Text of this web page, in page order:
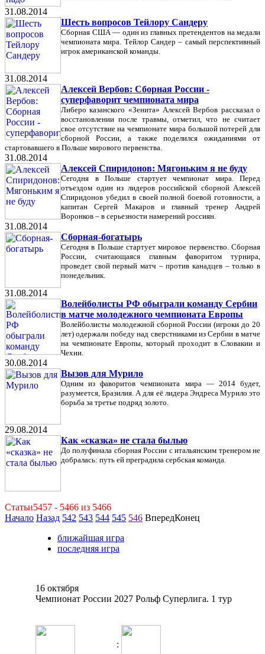
31.08.2014
Шесть вопросов Тейлору Сандеру
Сборная США — один из главных претендентов на медали
чемпионата мира. Тейлор Сандер – самый перспективный
игрок американской команды.
31.08.2014
Алексей Вербов: Сборная России -
суперфаворит чемпионата мира
Либеро казанского «Зенита» Алексей Вербов рассказал о
восстановлении после травмы, отметил, что не считает
свое отсутствие на чемпионате мира большой потерей для
сборной России, а также поделился ожиданиями от
стартовавшего в Польше мирового первенства.
31.08.2014
Алексей Спиридонов: Мягоньким я не буду
Сегодня в Польше стартует чемпионат мира. Перед
отъездом один из лидеров российской сборной Алексей
Спиридонов убедил в своей полной боевой готовности, а
капитан Сергей Макаров и главный тренер Андрей
Воронков – в серьезности намерений россиян.
31.08.2014
Сборная-богатырь
Сегодня в Польше стартует мировое первенство. Сборная
России, считающаяся главным фаворитом турнира,
проведет свой первый матч – против канадцев – только в
понедельник.
31.08.2014
Волейболисты РФ обыграли команду Сербии
в матче молодежного чемпионата Европы
Волейболисты молодежной сборной России (игроки до 20
лет) одержали победу над сверстниками из Сербии в матче
на чемпионате Европы, который проходит в Словакии и
Чехии.
30.08.2014
Вызов для Мурило
Одним из фаворитов чемпионата мира — 2014 будет,
разумеется, Бразилия. А для её лидера Эндреса Мурило это
борьба за третье подряд золото.
29.08.2014
Как «сказка» не стала былью
До полуфинала сборная России с итальянским тренером не
добралась: путь ей преградила сербская команда.
Статьи5457 - 5466 из 5466
Начало Назад 542 543 544 545 546 ВпередКонец
ближайшая игра
последняя игра
16 октября
Чемпионат России 2027 Рольф Суперлига. 1 тур
: